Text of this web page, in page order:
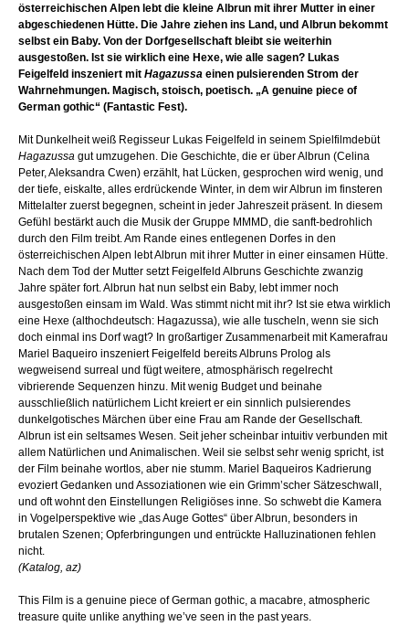
österreichischen Alpen lebt die kleine Albrun mit ihrer Mutter in einer
abgeschiedenen Hütte. Die Jahre ziehen ins Land, und Albrun bekommt
selbst ein Baby. Von der Dorfgesellschaft bleibt sie weiterhin
ausgestoßen. Ist sie wirklich eine Hexe, wie alle sagen? Lukas
Feigelfeld inszeniert mit Hagazussa einen pulsierenden Strom der
Wahrnehmungen. Magisch, stoisch, poetisch. „A genuine piece of
German gothic“ (Fantastic Fest).
Mit Dunkelheit weiß Regisseur Lukas Feigelfeld in seinem Spielfilmdebüt
Hagazussa gut umzugehen. Die Geschichte, die er über Albrun (Celina
Peter, Aleksandra Cwen) erzählt, hat Lücken, gesprochen wird wenig, und
der tiefe, eiskalte, alles erdrückende Winter, in dem wir Albrun im finsteren
Mittelalter zuerst begegnen, scheint in jeder Jahreszeit präsent. In diesem
Gefühl bestärkt auch die Musik der Gruppe MMMD, die sanft-bedrohlich
durch den Film treibt. Am Rande eines entlegenen Dorfes in den
österreichischen Alpen lebt Albrun mit ihrer Mutter in einer einsamen Hütte.
Nach dem Tod der Mutter setzt Feigelfeld Albruns Geschichte zwanzig
Jahre später fort. Albrun hat nun selbst ein Baby, lebt immer noch
ausgestoßen einsam im Wald. Was stimmt nicht mit ihr? Ist sie etwa wirklich
eine Hexe (althochdeutsch: Hagazussa), wie alle tuscheln, wenn sie sich
doch einmal ins Dorf wagt? In großartiger Zusammenarbeit mit Kamerafrau
Mariel Baqueiro inszeniert Feigelfeld bereits Albruns Prolog als
wegweisend surreal und fügt weitere, atmosphärisch regelrecht
vibrierende Sequenzen hinzu. Mit wenig Budget und beinahe
ausschließlich natürlichem Licht kreiert er ein sinnlich pulsierendes
dunkelgotisches Märchen über eine Frau am Rande der Gesellschaft.
Albrun ist ein seltsames Wesen. Seit jeher scheinbar intuitiv verbunden mit
allem Natürlichen und Animalischen. Weil sie selbst sehr wenig spricht, ist
der Film beinahe wortlos, aber nie stumm. Mariel Baqueiros Kadrierung
evoziert Gedanken und Assoziationen wie ein Grimm’scher Sätzeschwall,
und oft wohnt den Einstellungen Religiöses inne. So schwebt die Kamera
in Vogelperspektive wie „das Auge Gottes“ über Albrun, besonders in
brutalen Szenen; Opferbringungen und entrückte Halluzinationen fehlen
nicht.
(Katalog, az)
This Film is a genuine piece of German gothic, a macabre, atmospheric
treasure quite unlike anything we’ve seen in the past years.